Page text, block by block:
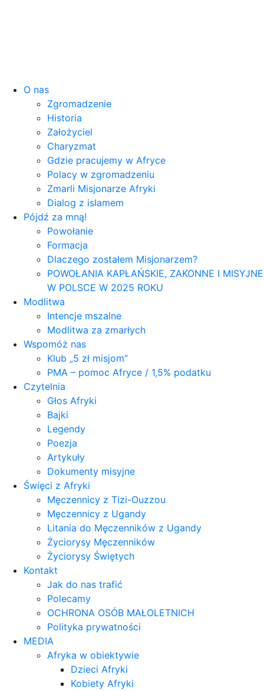
O nas
Zgromadzenie
Historia
Założyciel
Charyzmat
Gdzie pracujemy w Afryce
Polacy w zgromadzeniu
Zmarli Misjonarze Afryki
Dialog z islamem
Pójdź za mną!
Powołanie
Formacja
Dlaczego zostałem Misjonarzem?
POWOŁANIA KAPŁAŃSKIE, ZAKONNE I MISYJNE
W POLSCE W 2025 ROKU
Modlitwa
Intencje mszalne
Modlitwa za zmarłych
Wspomóż nas
Klub „5 zł misjom”
PMA – pomoc Afryce / 1,5% podatku
Czytelnia
Głos Afryki
Bajki
Legendy
Poezja
Artykuły
Dokumenty misyjne
Święci z Afryki
Męczennicy z Tizi-Ouzzou
Męczennicy z Ugandy
Litania do Męczenników z Ugandy
Życiorysy Męczenników
Życiorysy Świętych
Kontakt
Jak do nas trafić
Polecamy
OCHRONA OSÓB MAŁOLETNICH
Polityka prywatności
MEDIA
Afryka w obiektywie
Dzieci Afryki
Kobiety Afryki